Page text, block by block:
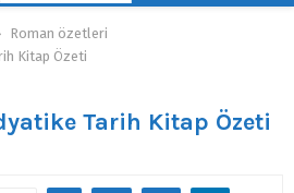
Roman özetleri
Kitap Özeti
Tarih Kitap Özeti